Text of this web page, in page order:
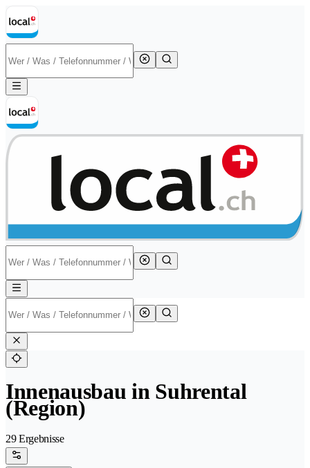
Innenausbau in Suhrental
(Region)
29 Ergebnisse